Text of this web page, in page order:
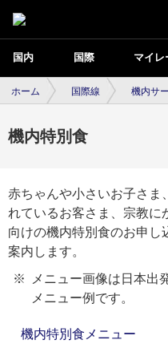
国内 国際 マイレ
ホーム 国際線 機内サ
機内特別食
赤ちゃんや小さいお子さま
れているお客さま、宗教に
向けの機内特別食のお申し
案内します。
メニュー画像は日本出
メニュー例です。
機内特別食メニュー